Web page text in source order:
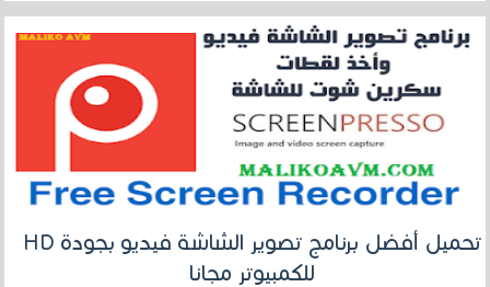
تحميل أفضل برنامج تصوير الشاشة فيديو بجودة HD
للكمبيوتر مجانا